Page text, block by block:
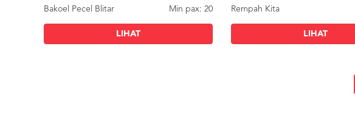
Bakoel Pecel Blitar
Min pax: 20
LIHAT
Rempah Kita
LIHAT